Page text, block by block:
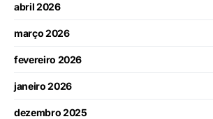
abril 2026
março 2026
fevereiro 2026
janeiro 2026
dezembro 2025